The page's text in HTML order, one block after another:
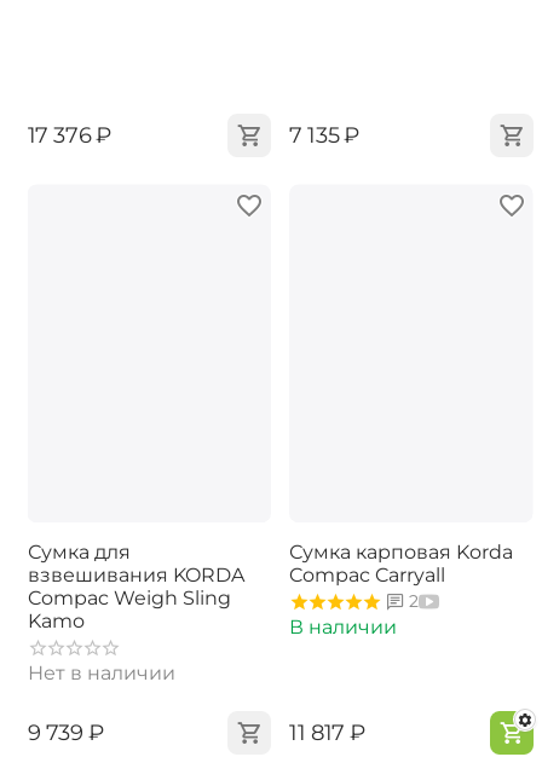
‍17 376‍₽ ‍7 135‍₽
Сумка для
взвешивания KORDA
Compac Weigh Sling
Kamo
Нет в наличии
‍9 739‍ ₽
Сумка карповая Korda
Compac Carryall
2
В наличии
‍11 817‍ ₽